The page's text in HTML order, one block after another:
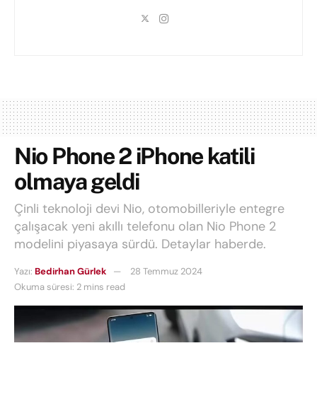
Nio Phone 2 iPhone katili
olmaya geldi
Çinli teknoloji devi Nio, otomobilleriyle entegre
çalışacak yeni akıllı telefonu olan Nio Phone 2
modelini piyasaya sürdü. Detaylar haberde.
Yazı: Bedirhan Gürlek
28 Temmuz 2024
Okuma süresi: 2 mins read